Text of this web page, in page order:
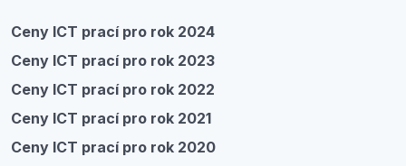
Ceny ICT prací pro rok 2024
Ceny ICT prací pro rok 2023
Ceny ICT prací pro rok 2022
Ceny ICT prací pro rok 2021
Ceny ICT prací pro rok 2020